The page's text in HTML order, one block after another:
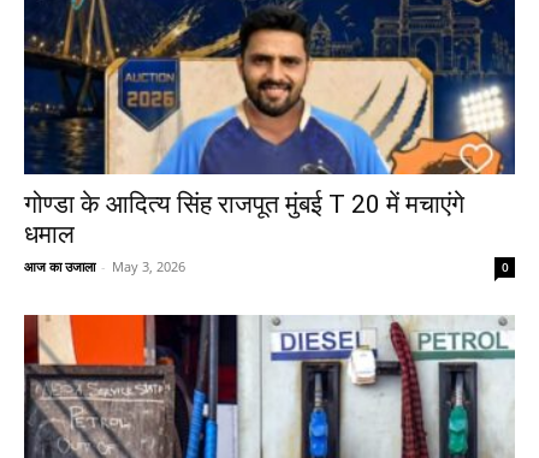
गोण्डा के आदित्य सिंह राजपूत मुंबई T 20 में मचाएंगे
धमाल
आज का उजाला - May 3, 2026 0